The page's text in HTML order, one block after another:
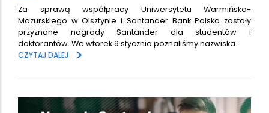
Za sprawą współpracy Uniwersytetu Warmińsko-
Mazurskiego w Olsztynie i Santander Bank Polska zostały
przyznane nagrody Santander dla studentów i
doktorantów. We wtorek 9 stycznia poznaliśmy nazwiska…
CZYTAJ DALEJ
>